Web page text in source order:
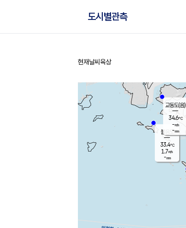
도시별관측
홈
현재날씨 육상
볼음도
33.4℃
1.7m/s
-mm
교동도(음)
34.6℃
-m/s
-mm